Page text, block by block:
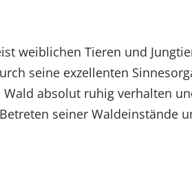
weiblichen Tieren und
seine exzellenten
absolut ruhig verhalten
seiner Waldeinstände